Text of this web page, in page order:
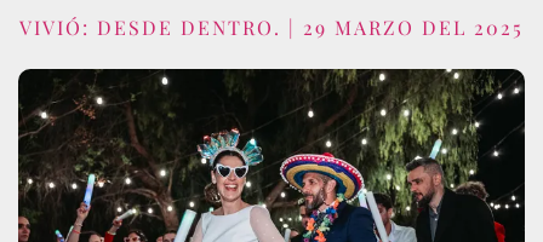
VIVIÓ: DESDE DENTRO. | 29 MARZO DEL 2025